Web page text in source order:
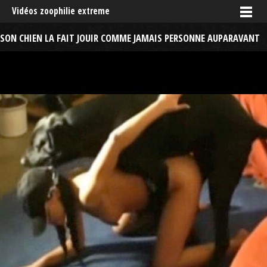
Vidéos zoophilie extreme
SON CHIEN LA FAIT JOUIR COMME JAMAIS PERSONNE AUPARAVANT